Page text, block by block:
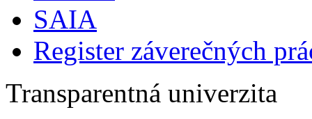
SAIA
Register záverečných
Transparentná univerzita